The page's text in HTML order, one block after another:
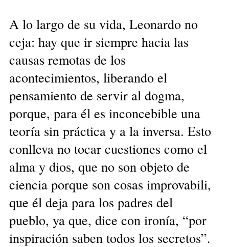
A lo largo de su vida, Leonardo no
ceja: hay que ir siempre hacia las
causas remotas de los
acontecimientos, liberando el
pensamiento de servir al dogma,
porque, para él es inconcebible una
teoría sin práctica y a la inversa. Esto
conlleva no tocar cuestiones como el
alma y dios, que no son objeto de
ciencia porque son cosas improvabili,
que él deja para los padres del
pueblo, ya que, dice con ironía, “por
inspiración saben todos los secretos”.